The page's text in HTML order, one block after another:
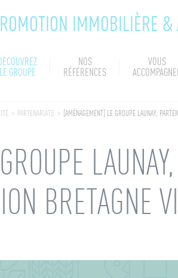
IMMOBILIÈRE &
LE GROUPE
NOS
RÉFÉRENCES
VOUS
> PARTENARIATS > [AMÉNAGEMENT] LE GROUPE LAUNAY,
BRETAGNE